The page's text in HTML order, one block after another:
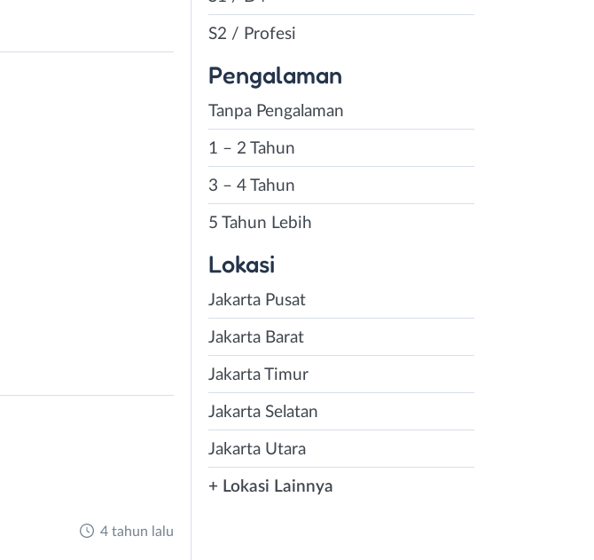
4 tahun lalu
S2 / Profesi
Pengalaman
Tanpa Pengalaman
1 – 2 Tahun
3 – 4 Tahun
5 Tahun Lebih
Lokasi
Jakarta Pusat
Jakarta Barat
Jakarta Timur
Jakarta Selatan
Jakarta Utara
+ Lokasi Lainnya